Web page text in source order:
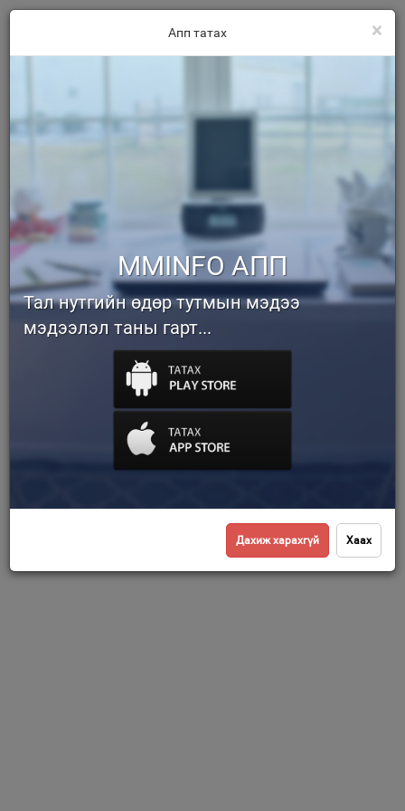
×
Апп татах
MMINFO АПП
Тал нутгийн өдөр тутмын мэдээ
мэдээлэл таны гарт...
Дахиж харахгүй Хаах